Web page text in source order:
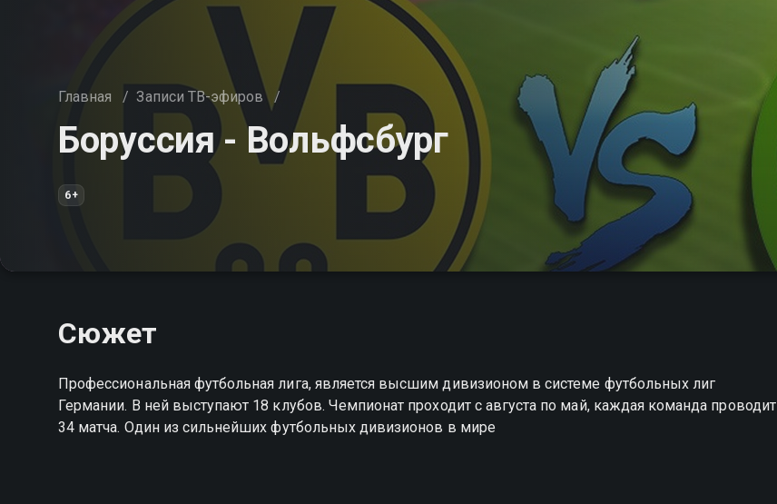
Главная / Записи ТВ-эфиров /
Боруссия - Вольфсбург
6+
Сюжет
Профессиональная футбольная лига, является высшим дивизионом в системе футбольных лиг
Германии. В ней выступают 18 клубов. Чемпионат проходит с августа по май, каждая команда проводит
34 матча. Один из сильнейших футбольных дивизионов в мире